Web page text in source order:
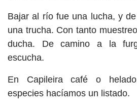
Bajar al río fue una lucha, y
una trucha. Con tanto
ducha. De camino a la
escucha.
En Capileira café o
especies hacíamos un listado.